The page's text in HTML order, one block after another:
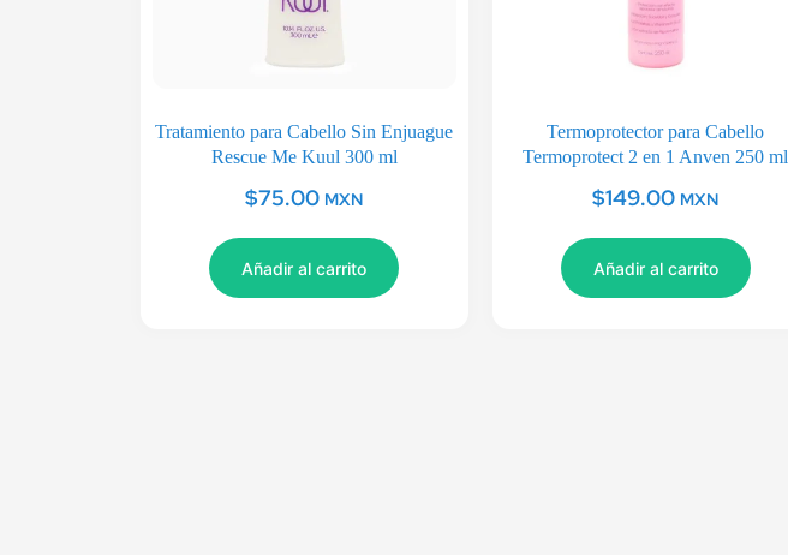
Tratamiento para Cabello Sin Enjuague
Rescue Me Kuul 300 ml
$75.00 MXN
Añadir al carrito
Termoprotector para Cabello
Termoprotect 2 en 1 Anven 250 ml
$149.00 MXN
Añadir al carrito